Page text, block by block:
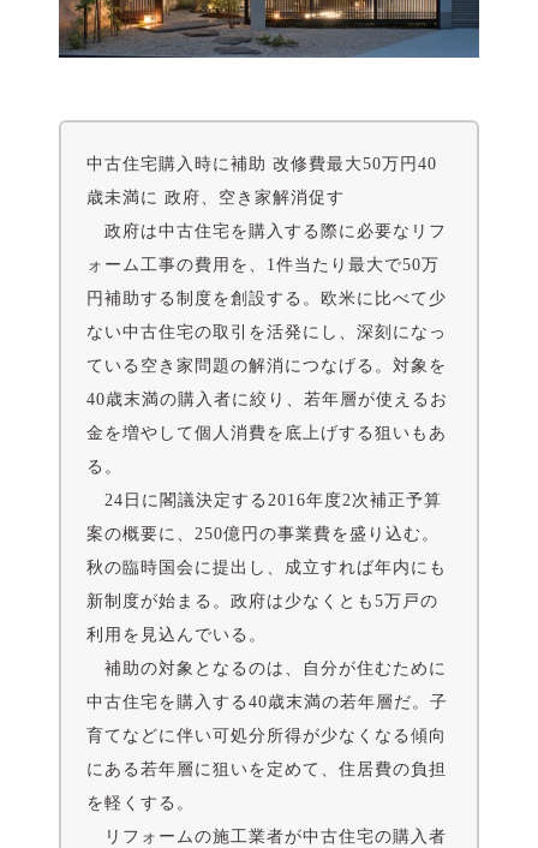
中古住宅購入時に補助 改修費最大50万円40
歳未満に 政府、空き家解消促す
政府は中古住宅を購入する際に必要なリフ
ォーム工事の費用を、1件当たり最大で50万
円補助する制度を創設する。欧米に比べて少
ない中古住宅の取引を活発にし、深刻になっ
ている空き家問題の解消につなげる。対象を
40歳末満の購入者に絞り、若年層が使えるお
金を増やして個人消費を底上げする狙いもあ
る。
24日に閣議決定する2016年度2次補正予算
案の概要に、250億円の事業費を盛り込む。
秋の臨時国会に提出し、成立すれば年内にも
新制度が始まる。政府は少なくとも5万戸の
利用を見込んでいる。
補助の対象となるのは、自分が住むために
中古住宅を購入する40歳末満の若年層だ。子
育てなどに伴い可処分所得が少なくなる傾向
にある若年層に狙いを定めて、住居費の負担
を軽くする。
リフォームの施工業者が中古住宅の購入者